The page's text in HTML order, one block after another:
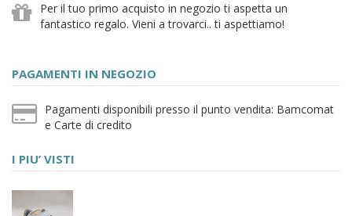
Per il tuo primo acquisto in negozio ti aspetta un
fantastico regalo. Vieni a trovarci.. ti aspettiamo!
PAGAMENTI IN NEGOZIO
Pagamenti disponibili presso il punto vendita: Bamcomat
e Carte di credito
I PIU’ VISTI